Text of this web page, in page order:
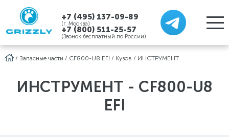
+7 (495) 137-09-89
(г. Москва)
+7 (800) 511-25-57
(Звонок бесплатный по России)
/ Запасные части / CF800-U8 EFI / Кузов / ИНСТРУМЕНТ
ИНСТРУМЕНТ - CF800-U8
EFI